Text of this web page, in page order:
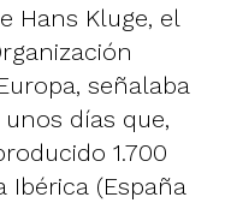
Hans Kluge, el
señalaba
días que,
1.700
(España